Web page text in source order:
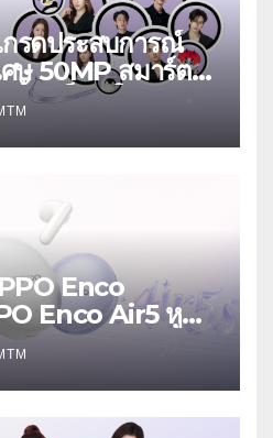
รดประสบการณ์
ษ 50MP สมาร์ต
ทุกช็อต ใน
Series 5G
25 มิถุนายนนี้
Enco
Enco Air5 หูฟัง
ด มาพร้อมระบบ
าสบายเหมือนไม่ได้